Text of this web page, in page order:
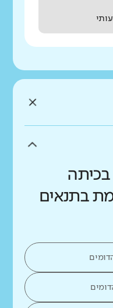
בכיתה
בתנאים